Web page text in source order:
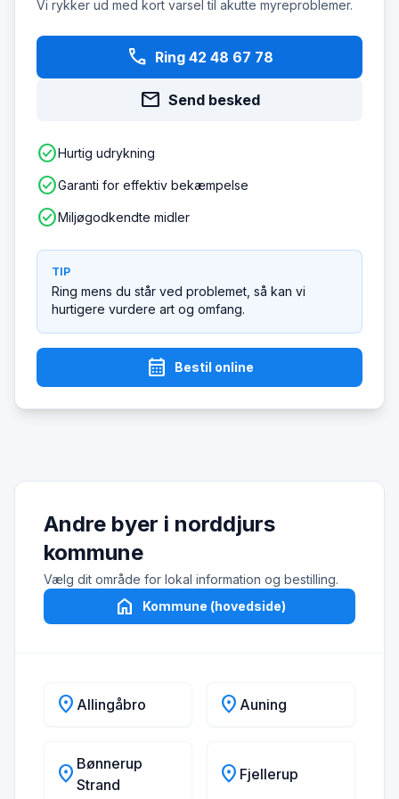
Vi rykker ud med kort varsel til akutte myreproblemer.
phone Ring 42 48 67 78
mail Send besked
check_circleHurtig udrykning
check_circleGaranti for effektiv bekæmpelse
check_circleMiljøgodkendte midler
TIP
Ring mens du står ved problemet, så kan vi
hurtigere vurdere art og omfang.
calendar_month Bestil online
Andre byer i norddjurs
kommune
Vælg dit område for lokal information og bestilling.
home Kommune (hovedside)
location_on Allingåbro location_on Auning
location_on Bønnerup
Strand
location_on Fjellerup